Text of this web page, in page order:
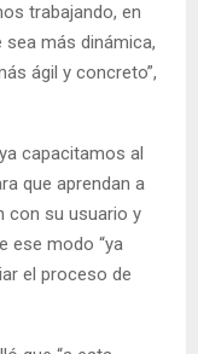
trabajando, en
sea más dinámica,
ágil y concreto”,
capacitamos al
que aprendan a
con su usuario y
ese modo “ya
el proceso de